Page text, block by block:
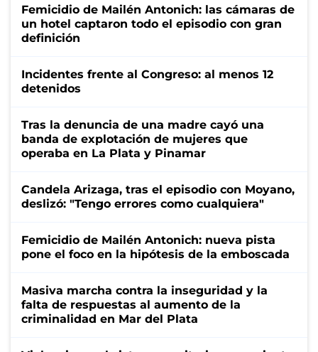
Femicidio de Mailén Antonich: las cámaras de
un hotel captaron todo el episodio con gran
definición
Incidentes frente al Congreso: al menos 12
detenidos
Tras la denuncia de una madre cayó una
banda de explotación de mujeres que
operaba en La Plata y Pinamar
Candela Arizaga, tras el episodio con Moyano,
deslizó: "Tengo errores como cualquiera"
Femicidio de Mailén Antonich: nueva pista
pone el foco en la hipótesis de la emboscada
Masiva marcha contra la inseguridad y la
falta de respuestas al aumento de la
criminalidad en Mar del Plata